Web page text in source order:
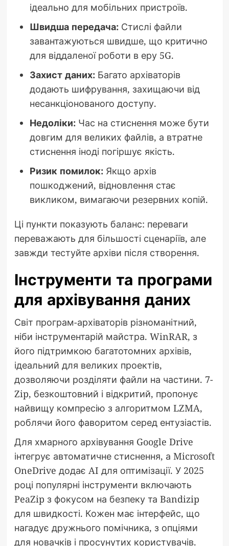
ідеально для мобільних пристроїв.
Швидша передача:Стислі файли
завантажуються швидше, що критично
для віддаленої роботи в еру 5G.
Захист даних:Багато архіваторів
додають шифрування, захищаючи від
несанкціонованого доступу.
Недоліки:Час на стиснення може бути
довгим для великих файлів, а втратне
стиснення іноді погіршує якість.
Ризик помилок:Якщо архів
пошкоджений, відновлення стає
викликом, вимагаючи резервних копій.
Ці пункти показують баланс: переваги
переважають для більшості сценаріїв, але
завжди тестуйте архіви після створення.
Інструменти та програми
для архівування даних
Світ програм-архіваторів різноманітний,
ніби інструментарій майстра. WinRAR, з
його підтримкою багатотомних архівів,
ідеальний для великих проектів,
дозволяючи розділяти файли на частини. 7-
Zip, безкоштовний і відкритий, пропонує
найвищу компресію з алгоритмом LZMA,
роблячи його фаворитом серед ентузіастів.
Для хмарного архівування Google Drive
інтегрує автоматичне стиснення, а Microsoft
OneDrive додає AI для оптимізації. У 2025
році популярні інструменти включають
PeaZip з фокусом на безпеку та Bandizip
для швидкості. Кожен має інтерфейс, що
нагадує дружнього помічника, з опціями
для новачків і просунутих користувачів.